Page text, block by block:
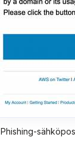
Phishing-